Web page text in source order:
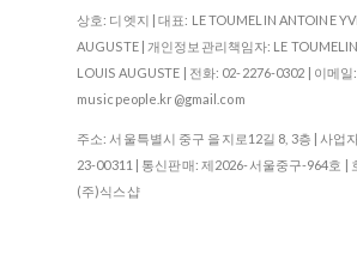
상호: 디엣지 | 대표: LE TOUMELIN ANTOINE
AUGUSTE | 개인정보관리책임자: LE
LOUIS AUGUSTE | 전화: 02-2276-0302 | 이메일:
musicpeople.kr@gmail.com
주소: 서울특별시 중구 을지로12길 8, 3층 | 사업
23-00311 | 통신판매: 제2026-서울중구-964호 |
(주)식스샵